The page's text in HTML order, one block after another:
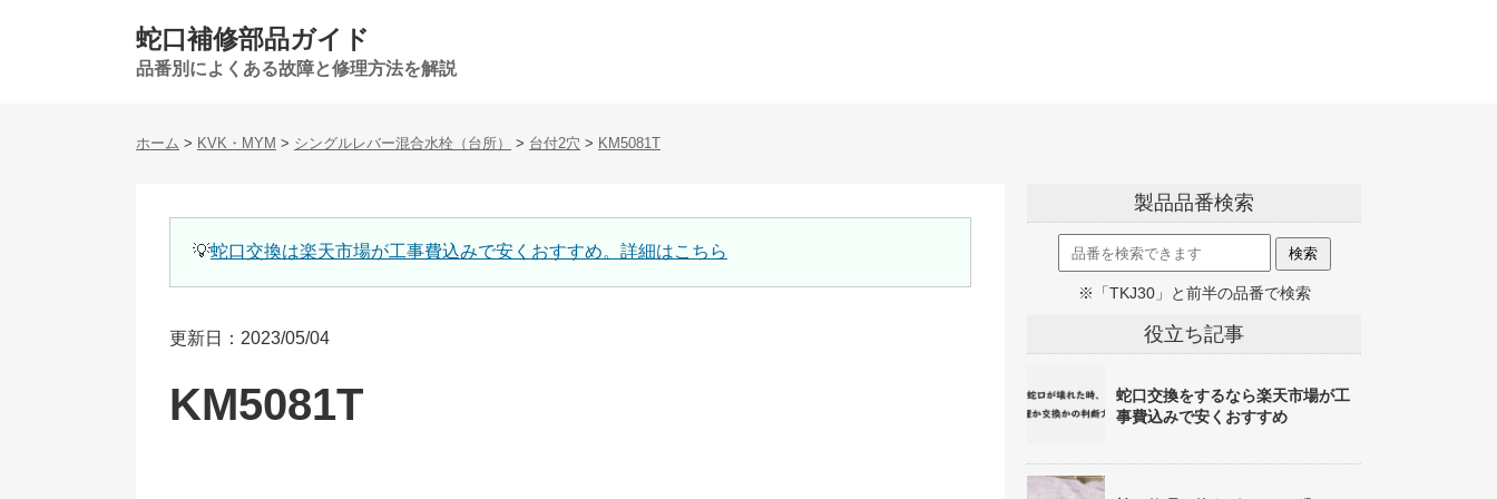
蛇口補修部品ガイド
品番別によくある故障と修理方法を解説
ホーム > KVK・MYM > シングルレバー混合水栓（台所） > 台付2穴 > KM5081T
💡蛇口交換は楽天市場が工事費込みで安くおすすめ。詳細はこちら
更新日：2023/05/04
KM5081T
製品品番検索
※「TKJ30」と前半の品番で検索
役立ち記事
蛇口交換をするなら楽天市場が工
事費込みで安くおすすめ